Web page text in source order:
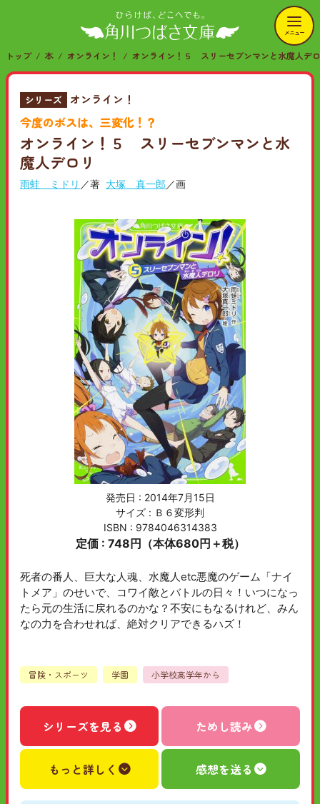
メニュー
トップ 本 オンライン！ オンライン！５ スリーセブンマンと水魔人デ
シリーズ オンライン！
今度のボスは、三変化！？
オンライン！５ スリーセブンマンと水
魔人デロリ
雨蛙 ミドリ ／著 大塚 真一郎／画
発売日 : 2014年7月15日
サイズ : Ｂ６変形判
ISBN : 9784046314383
定価 : 748円（本体680円＋税）
死者の番人、巨大な人魂、水魔人etc悪魔のゲーム「ナイ
トメア」のせいで、コワイ敵とバトルの日々！いつになっ
たら元の生活に戻れるのかな？不安にもなるけれど、みん
なの力を合わせれば、絶対クリアできるハズ！
冒険・スポーツ 学園 小学校高学年から
シリーズを見る ためし読み
もっと詳しく 感想を送る